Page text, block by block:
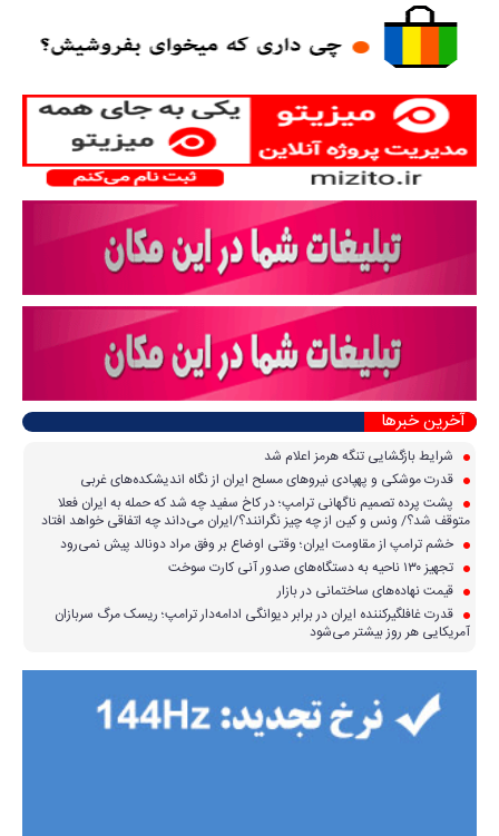
آخرین خبرها
شرایط بازگشایی تنگه هرمز اعلام شد
قدرت موشکی و پهپادی نیرو‌های مسلح ایران از نگاه اندیشکده‌های غربی
پشت پرده تصمیم ناگهانی ترامپ؛ در کاخ سفید چه شد که حمله به ایران فعلا
متوقف شد؟/ ونس و کین از چه چیز نگرانند؟/ایران می‌داند چه اتفاقی خواهد افتاد
خشم ترامپ از مقاومت ایران؛ وقتی اوضاع بر وفق مراد دونالد پیش نمی‌رود
تجهیز ۱۳۰ ناحیه به دستگاه‌های صدور آنی کارت سوخت
قیمت نهاده‌های ساختمانی در بازار
قدرت غافلگیرکننده ایران در برابر دیوانگی ادامه‌دار ترامپ؛ ریسک مرگ سربازان
آمریکایی هر روز بیشتر می‌شود